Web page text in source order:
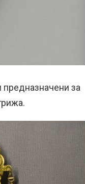
предназначени за